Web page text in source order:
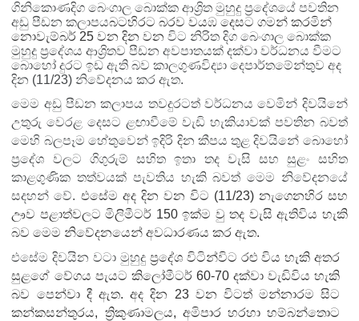
ගිනිකොණදිග බෙංගාල බොක්ක ආශ්‍රිත මුහුදු ප්‍රදේශයේ පවතින
අඩු පීඩන කලාපයබටහිරට බරව වයඹ දෙසට ගමන් කරමින්
නොවැම්බර් 25 වන දින වන විට නිරිත දිග බෙංගාල බොක්ක
මුහුදු ප්‍රදේශය ආශ්‍රිතව පීඩන අවපාතයක් දක්වා වර්ධනය වීමට
බොහෝ දුරට ඉඩ ඇති බව කාලගුණවිද්‍යා දෙපාර්තමේන්තුව අද
දින (11/23) නිවේදනය කර ඇත.
මෙම අඩු පීඩන කලාපය තවදුරටත් වර්ධනය වෙමින් දිවයිනේ
උතුරු වෙරළ දෙසට ළඟාවීමේ වැඩි හැකියාවක් පවතින බවත්
මෙහි බලපෑම හේතුවෙන් ඉදිරි දින කීපය තුළ දිවයිනේ බොහෝ
ප්‍රදේශ වලට ගිගුරුම් සහිත ඉතා තද වැසි සහ සුළං සහිත
කාළගුණික තත්වයක් පැවතිය හැකි බවත් මෙම නිවේදනයේ
සදහන් වේ. එසේම අද දින වන විට (11/23) නැගෙනහිර සහ
ඌව පළාත්වලට මිලිමීටර් 150 ඉක්ම වු තද වැසි ඇතිවිය හැකි
බව මෙම නිවේදනයෙන් අවධාරණය කර ඇත.
එසේම දිවයින වටා මුහුදු ප්‍රදේශ විටින්විට රළු විය හැකි අතර
සුළගේ වේගය පැයට කිලෝමීටර් 60-70 දක්වා වැඩිවිය හැකි
බව පෙන්වා දී ඇත. අද දින 23 වන විටත් මන්නාරම සිට
කන්කසන්තුරය, ත්‍රිකුණාමලය, අමිපාර හරහා හම්බන්තොට